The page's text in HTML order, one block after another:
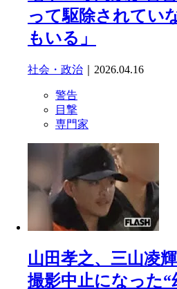
って駆除されてい
もいる」
社会・政治 ｜2026.04.16
警告
目撃
専門家
山田孝之、三山凌
撮影中止になった